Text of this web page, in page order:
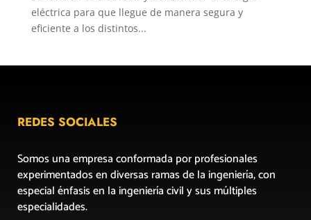
eléctrica para que llegue de manera segura y
eficiente a los distintos...
REDES SOCIALES
Somos una empresa conformada por profesionales
experimentados en diversas ramas de la ingeniería, con
especial énfasis en la ingeniería civil y sus múltiples
especialidades.